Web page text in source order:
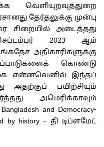
வெளியுறவுத்துறை
தேர்தலுக்கு முன்பு
சிறையில் அடைத்தது
2023 ஆம்
அதிகாரிகளுக்கு
கொண்டு
என்னவெனில் இந்தப்
அதற்குப் பயிற்சியும்
அமெரிக்காவும்
and Democracy-
by history – தி டிப்ளமேட்